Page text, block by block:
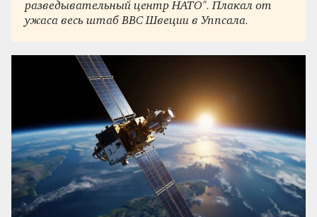
разведывательный центр НАТО". Плакал от
ужаса весь штаб ВВС Швеции в Уппсала.